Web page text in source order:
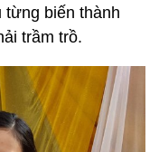
từng biến thành
trầm trồ.